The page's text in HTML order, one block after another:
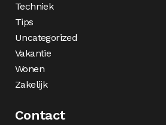
Techniek
Tips
Uncategorized
Vakantie
Wonen
Zakelijk
Contact